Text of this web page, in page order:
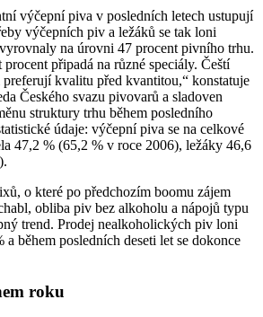
výčepní piva v posledních letech ustupují
výčepních piv a ležáků se tak loni
na úrovni 47 procent pivního trhu.
připadá na různé speciály. Čeští
preferují kvalitu před kvantitou,“ konstatuje
Českého svazu pivovarů a sladoven
struktury trhu během posledního
údaje: výčepní piva se na celkové
47,2 % (65,2 % v roce 2006), ležáky 46,6
o které po předchozím boomu zájem
obliba piv bez alkoholu a nápojů typu
trend. Prodej nealkoholických piv loni
během posledních deseti let se dokonce
roku